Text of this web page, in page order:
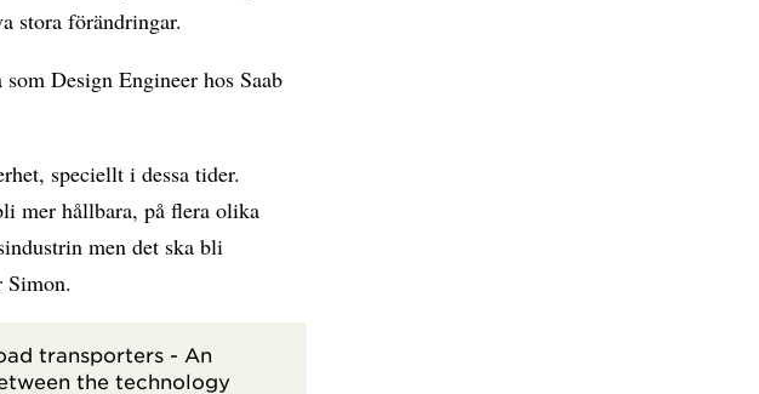
stora förändringar.
Design Engineer hos Saab
speciellt i dessa tider.
mer hållbara, på flera olika
men det ska bli
Simon.
transporters - An
the technology